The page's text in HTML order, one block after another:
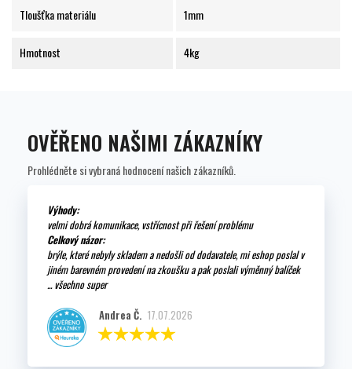
Tloušťka materiálu 1mm
Hmotnost 4kg
OVĚŘENO NAŠIMI ZÁKAZNÍKY
Prohlédněte si vybraná hodnocení našich zákazníků.
Výhody:
velmi dobrá komunikace, vstřícnost při řešení problému
Celkový názor:
brýle, které nebyly skladem a nedošli od dodavatele, mi eshop poslal v
jiném barevném provedení na zkoušku a pak poslali výměnný balíček
... všechno super
Andrea Č. 17.07.2026